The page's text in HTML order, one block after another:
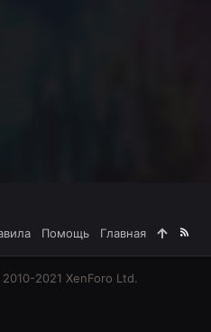
Помощь Главная
R
S
2021 XenForo Ltd.